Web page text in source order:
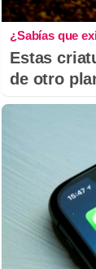
¿Sabías que
Estas
de otro